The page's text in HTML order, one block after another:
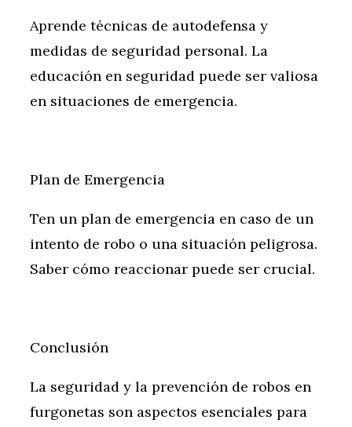
Aprende técnicas de autodefensa y
medidas de seguridad personal. La
educación en seguridad puede ser valiosa
en situaciones de emergencia.
Plan de Emergencia
Ten un plan de emergencia en caso de un
intento de robo o una situación peligrosa.
Saber cómo reaccionar puede ser crucial.
Conclusión
La seguridad y la prevención de robos en
furgonetas son aspectos esenciales para